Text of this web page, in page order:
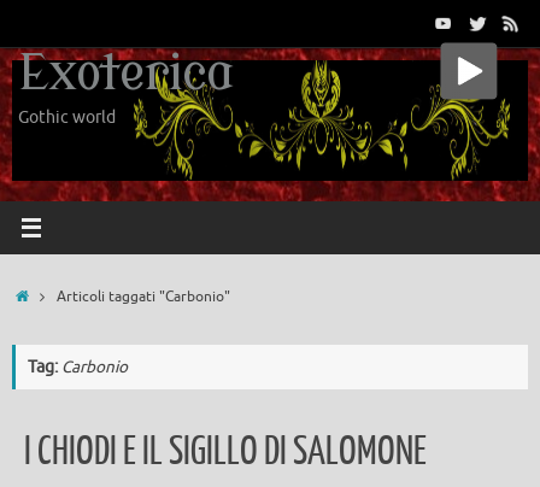
contenuto
Exoterica
Gothic world
HomeArticoli taggati "Carbonio"
Tag: Carbonio
I CHIODI E IL SIGILLO DI SALOMONE